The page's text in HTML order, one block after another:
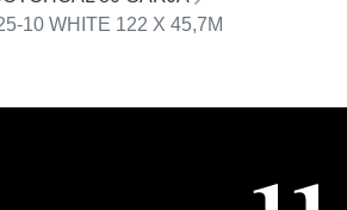
10 WHITE 122 X 45,7M